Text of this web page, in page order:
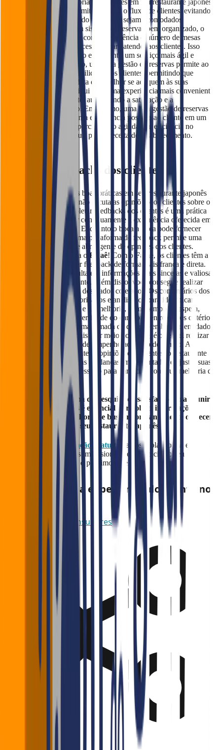
Uma gestão eficiente permite otimizar o fluxo de clientes, evitando
longas esperas e garantindo que todos sejam acomodados
adequadamente. Com um sistema de reservas bem organizado, o
restaurante pode planejar com antecedência o número de mesas
disponíveis e a equipe necessária para atender aos clientes. Isso
ajuda a evitar superlotação e a garantir um serviço mais ágil e
personalizado. Além disso, uma boa gestão de reservas permite ao
restaurante oferecer flexibilidade aos clientes, permitindo que
escolham o horário e a data que melhor se adequem às suas
necessidades. Isso contribui para uma experiência mais conveniente
e agradável para o cliente, aumentando a satisfação e a
probabilidade de retorno. Em resumo, uma boa gestão de reservas é
essencial para garantir uma experiência positiva ao cliente em um
restaurante japonês, proporcionando agilidade e eficiência no
serviço, além de contribuir para a receita do estabelecimento.
1. Colete feedbacks dos clientes
A implementação dessas boas práticas em seu restaurante japonês
perde o sentido se você não escuta as opiniões dos clientes sobre o
seu estabelecimento. Coletar feedbacks dos clientes é uma prática
essencial para aprimorar continuamente a experiência oferecida em
um restaurante japonês. Enquanto o boca a boca pode fornecer
algumas informações, uma plataforma de feedback permite uma
coleta mais estruturada e abrangente de opiniões dos clientes.
Pensando nisso, conheça o Falaê! Com o Falaê, os clientes têm a
oportunidade de fornecer feedback de forma mais franca e direta.
Isso frequentemente resulta em informações mais sinceras e valiosas
para a gestão do restaurante. Além disso, você consegue realizar
uma análise mais precisa dos dados coletados. Os comentários dos
clientes podem ser categorizados e analisados ​​para identificar
tendências, pontos fortes e de melhoria, como tempo de espera,
qualidade da comida, diversidade do cardápio, entre outros critérios.
Dessa forma, você terá uma tomada de decisão embasada em dados
e não em achismos.
E mais: por meio do Falaê
, é possível realizar
um acompanhamento do desempenho ao longo do tempo. Ao
monitorar consistentemente as opiniões dos clientes, o restaurante
pode avaliar o impacto das mudanças implementadas e ajustar suas
estratégias conforme necessário para garantir a contínua melhoria da
experiência do cliente.
Utilizar uma plataforma de pesquisa de satisfação para reunir
as opiniões dos clientes é essencial para obter informações
valiosas, descobrir melhorias e buscar constantemente oferecer
melhor experiência no seu restaurante japonês.
demonstração gratuita
da nossa plataforma e
descubra como podemos impulsionar a experiência do seu
restaurante japonês para o próximo nível!
Quer melhorar a experiência do cliente no
seu negócio?
Fale com nossos consultores